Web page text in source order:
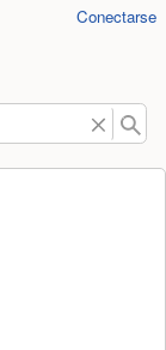
Conectarse